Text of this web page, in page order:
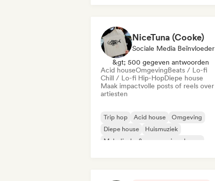
NiceTuna (Cooke)
Sociale Media Beïnvloeder
&gt; 500 gegeven antwoorden
Acid houseOmgevingBeats / Lo-fi
Chill / Lo-fi Hip-HopDiepe house
Maak impactvolle posts of reels over
artiesten
Trip hop Acid house
Omgeving
Diepe house
Huismuziek
Melodische & progressieve house